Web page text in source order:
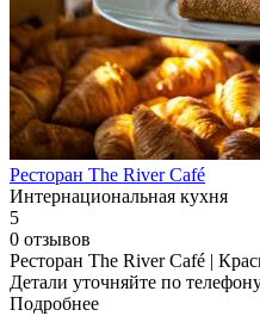
Ресторан The River Сafé
Интернациональная кухня
5
0 отзывов
Ресторан The River Сafé |
Детали уточняйте по
Подробнее